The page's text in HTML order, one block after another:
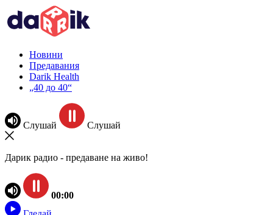
Новини
Предавания
Darik Health
„40 до 40“
Слушай Слушай
Дарик радио - предаване на живо!
00:00